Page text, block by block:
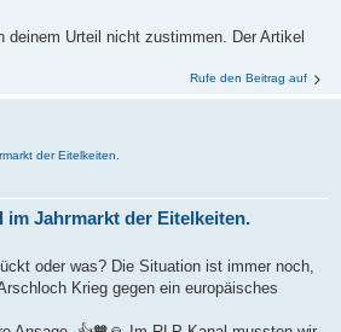
deinem Urteil nicht zustimmen. Der Artikel
Rufe den Beitrag auf
der Eitelkeiten.
im Jahrmarkt der Eitelkeiten.
oder was? Die Situation ist immer noch,
Krieg gegen ein europäisches